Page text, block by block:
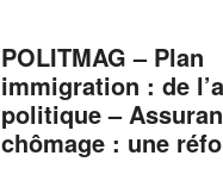
POLITMAG – Plan
immigration : de
politique –
chômage : une